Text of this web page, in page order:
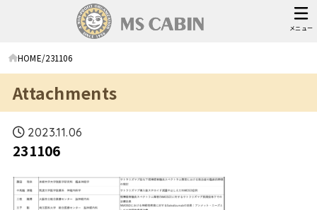
メニュー
HOME 231106
Attachments
2023.11.06
231106